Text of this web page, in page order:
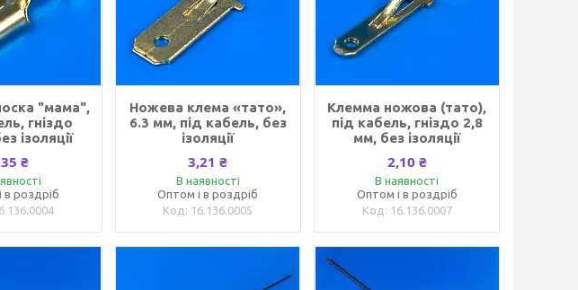
"мама",
гніздо
ізоляції
₴
в роздріб
Ножева клема «тато»,
6.3 мм, під кабель, без
ізоляції
3,21 ₴
В наявності
Оптом і в роздріб
16.136.0005
Клемма ножова (тато),
під кабель, гніздо 2,8
мм, без ізоляції
2,10 ₴
В наявності
Оптом і в роздріб
16.136.0007